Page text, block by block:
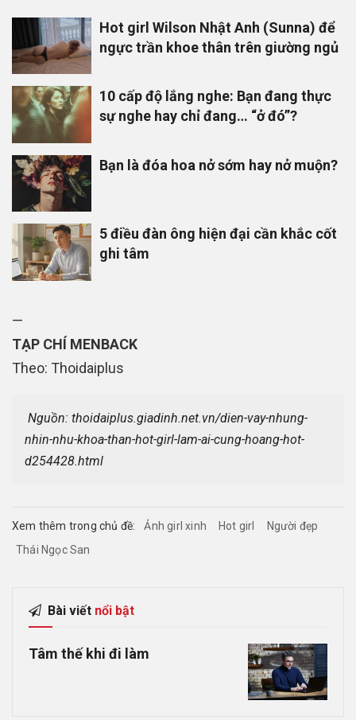
Hot girl Wilson Nhật Anh (Sunna) để
ngực trần khoe thân trên giường ngủ
10 cấp độ lắng nghe: Bạn đang thực
sự nghe hay chỉ đang… “ở đó”?
Bạn là đóa hoa nở sớm hay nở muộn?
5 điều đàn ông hiện đại cần khắc cốt
ghi tâm
—
TẠP CHÍ MENBACK
Theo: Thoidaiplus
nhin-nhu-khoa-than-hot-girl-lam-ai-cung-hoang-hot-
d254428.html
Xem thêm trong chủ đề: Ảnh girl xinh Hot girl
Người đẹp
Thái Ngọc San
Bài viết nổi bật
Tâm thế khi đi làm